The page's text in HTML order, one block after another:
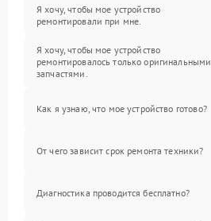
Я хочу, чтобы мое устройство
ремонтировали при мне.
Я хочу, чтобы мое устройство
ремонтировалось только оригинальными
запчастями.
Как я узнаю, что мое устройство готово?
От чего зависит срок ремонта техники?
Диагностика проводится бесплатно?